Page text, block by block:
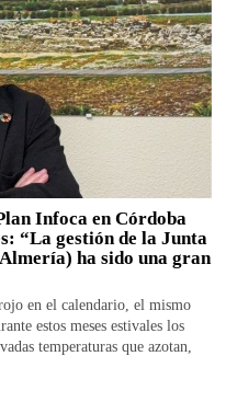
Infoca en Córdoba
“La gestión de la Junta
ha sido una gran
en el calendario, el mismo
estos meses estivales los
temperaturas que azotan,